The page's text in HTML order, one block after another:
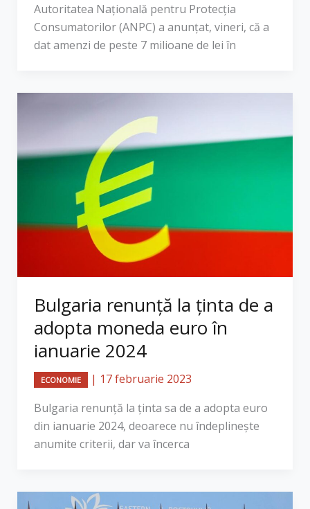
Autoritatea Naţională pentru Protecţia
Consumatorilor (ANPC) a anunţat, vineri, că a
dat amenzi de peste 7 milioane de lei în
Bulgaria renunță la ținta de a
adopta moneda euro în
ianuarie 2024
ECONOMIE | 17 februarie 2023
​Bulgaria renunță la ținta sa de a adopta euro
din ianuarie 2024, deoarece nu îndeplinește
anumite criterii, dar va încerca